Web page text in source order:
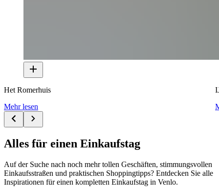
Het Romerhuis
Mehr lesen
Alles für einen Einkaufstag
Auf der Suche nach noch mehr tollen Geschäften, stimmungsvollen
Einkaufsstraßen und praktischen Shoppingtipps? Entdecken Sie alle
Inspirationen für einen kompletten Einkaufstag in Venlo.